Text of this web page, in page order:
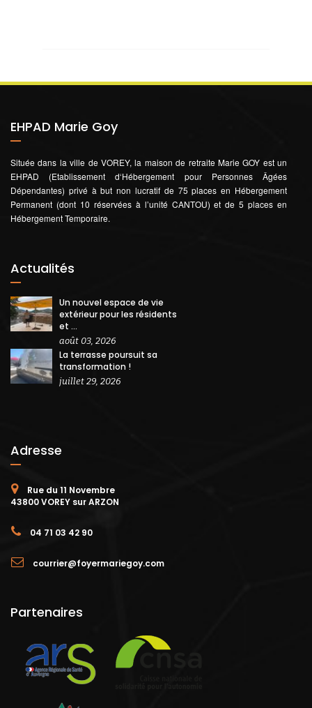
EHPAD Marie Goy
Située dans la ville de VOREY, la maison de retraite Marie GOY est un
EHPAD (Etablissement d‘Hébergement pour Personnes Âgées
Dépendantes) privé à but non lucratif de 75 places en Hébergement
Permanent (dont 10 réservées à l’unité CANTOU) et de 5 places en
Hébergement Temporaire.
Actualités
Un nouvel espace de vie
extérieur pour les résidents
et ...
août 03, 2026
La terrasse poursuit sa
transformation !
juillet 29, 2026
Adresse
Rue du 11 Novembre
43800 VOREY sur ARZON
04 71 03 42 90
courrier@foyermariegoy.com
Partenaires